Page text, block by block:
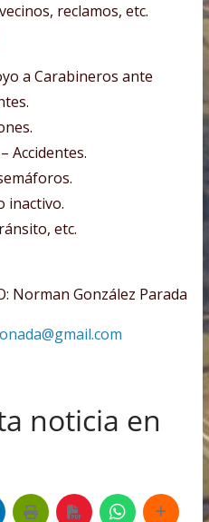
reclamos, etc.
a Carabineros ante
Accidentes.
inactivo.
etc.
Norman González Parada
com
noticia en